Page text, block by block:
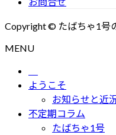
Copyright © たばちゃ1号
MENU
ようこそ
お知らせと近
不定期コラム
たばちゃ1号